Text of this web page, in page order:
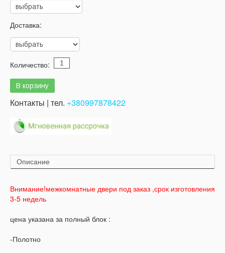
Доставка:
Количество:
Контакты | тел. +380997878422
Описание
Внимание!межкомнатные двери под заказ ,срок изготовления
3-5 недель
цена указана за полный блок :
-Полотно